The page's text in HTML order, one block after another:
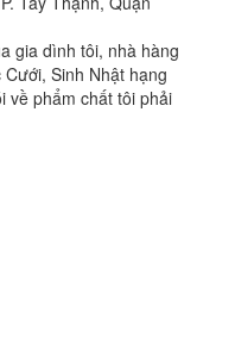
Tây Thạnh, Quận
gia dình tôi, nhà hàng
Sinh Nhật hạng
phẩm chất tôi phải